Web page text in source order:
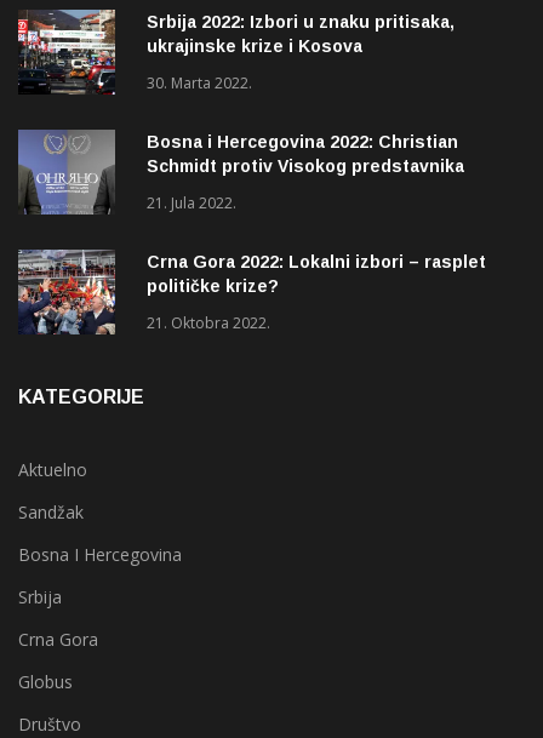
Srbija 2022: Izbori u znaku pritisaka,
ukrajinske krize i Kosova
30. Marta 2022.
Bosna i Hercegovina 2022: Christian
Schmidt protiv Visokog predstavnika
21. Jula 2022.
Crna Gora 2022: Lokalni izbori – rasplet
političke krize?
21. Oktobra 2022.
KATEGORIJE
Aktuelno
Sandžak
Bosna I Hercegovina
Srbija
Crna Gora
Globus
Društvo